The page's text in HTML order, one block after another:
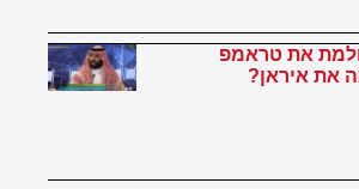
את טראמפ
את איראן?